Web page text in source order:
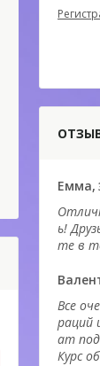
Емма,
ь!
те в
Все
раций
ат
Курс